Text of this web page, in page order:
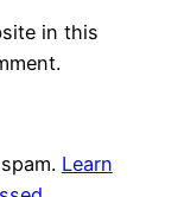
in this
Learn